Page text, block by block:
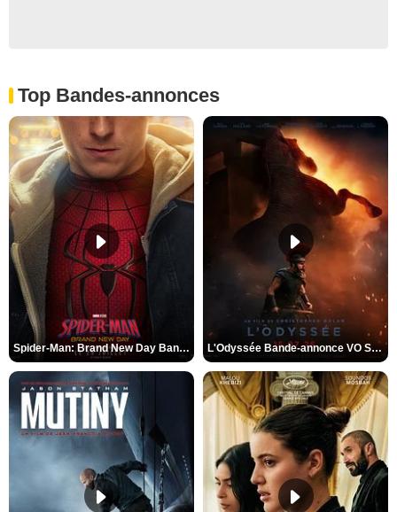
Top Bandes-annonces
Spider-Man: Brand New Day Bande-annonce VO STFR L'Odyssée Bande-annonce VO STFR